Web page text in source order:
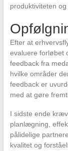
produktiviteten
Efter at
evaluere forløbet
feedback fra
hvilke områder
feedback er
med at gøre
I sidste ende
planlægning,
pålidelige
kvalitet og